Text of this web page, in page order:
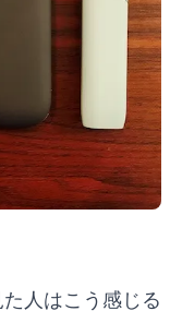
人はこう感じる